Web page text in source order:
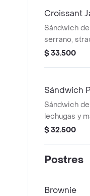
Croissant
Sándwich
serrano,
lechugas.
$ 33.500
Sándwich
Sándwich
lechugas y
focaccia de
$ 32.500
Postres
Brownie